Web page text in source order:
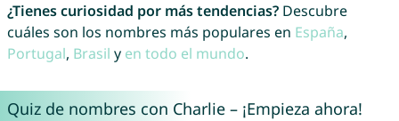
¿Tienes curiosidad por más tendencias?Descubre
cuáles son los nombres más populares en España,
Portugal, Brasil y en todo el mundo.
Quiz de nombres con Charlie – ¡Empieza ahora!